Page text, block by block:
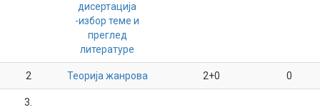
дисертација
-избор теме и
преглед
литературе
2 Теорија жанрова 2+0 0
3.